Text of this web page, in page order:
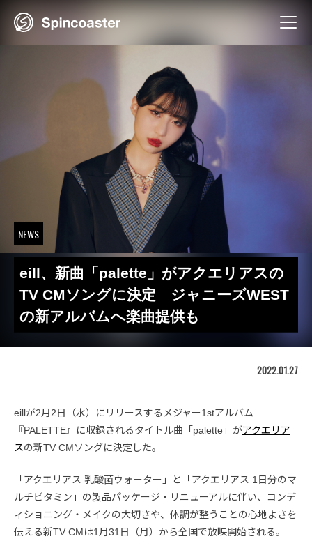
NEWS
eill、新曲「palette」がアクエリアスの
TV CMソングに決定 ジャニーズWEST
の新アルバムへ楽曲提供も
2022.01.27
eillが2月2日（水）にリリースするメジャー1stアルバム
『PALETTE』に収録されるタイトル曲「palette」がアクエリア
スの新TV CMソングに決定した。
「アクエリアス 乳酸菌ウォーター」と「アクエリアス 1日分のマ
ルチビタミン」の製品パッケージ・リニューアルに伴い、コンデ
ィショニング・メイクの大切さや、体調が整うことの心地よさを
伝える新TV CMは1月31日（月）から全国で放映開始される。